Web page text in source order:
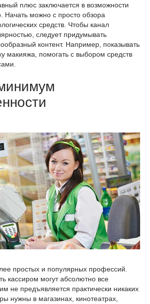
плюс заключается в возможности
Начать можно с просто обзора
средств. Чтобы канал
следует придумывать
контент. Например, показывать
макияжа, помогать с выбором средств
простых и популярных профессий.
кассиром могут абсолютно все
не предъявляется практически никаких
нужны в магазинах, кинотеатрах,